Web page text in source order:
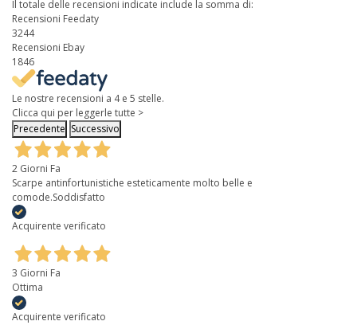
Il totale delle recensioni indicate include la somma di:
Recensioni Feedaty
3244
Recensioni Ebay
1846
Le nostre recensioni a 4 e 5 stelle.
Clicca qui per leggerle tutte >
Precedente Successivo
2 Giorni Fa
Scarpe antinfortunistiche esteticamente molto belle e
comode.Soddisfatto
Acquirente verificato
3 Giorni Fa
Ottima
Acquirente verificato